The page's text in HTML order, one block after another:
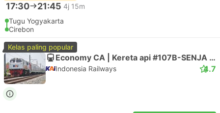
17:30 21:45 4j 15m
Tugu Yogyakarta
Cirebon
Kelas paling popular
Economy CA | Kereta api #107B-SENJA UTAMA YK
Indonesia Railways 4.7